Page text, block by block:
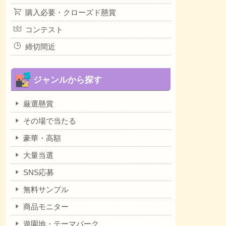
購入必要・クローズド懸賞
コンテスト
締切間近
ジャンルから探す
厳選懸賞
その場で当たる
豪華・高額
大量当選
SNS応募
無料サンプル
商品モニター
遊園地・テーマパーク